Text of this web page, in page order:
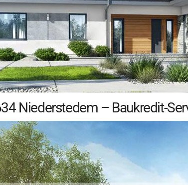
Niederstedem – Baukredit-